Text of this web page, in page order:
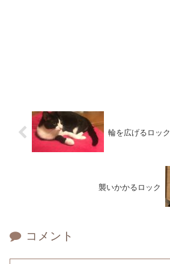
輪を広げるロック
襲いかかるロック
コメント